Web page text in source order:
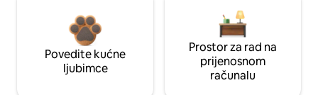
Povedite kućne
ljubimce
Prostor za rad na
prijenosnom
računalu